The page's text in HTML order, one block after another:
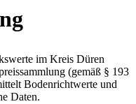
im Kreis Düren
(gemäß § 193
Bodenrichtwerte und
Daten.